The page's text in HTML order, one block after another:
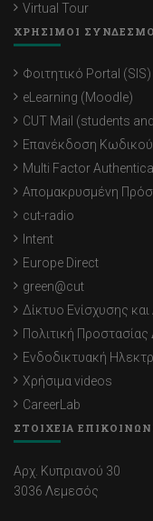
Virtual Tour
ΧΡΗΣΙΜΟΙ
Φοιτητικό Portal (SIS)
eLearning (Moodle)
CUT Mail (students
Επανέκδοση
Multi Factor
Απομακρυσμένη
cut-radio
Intent
Europe Direct
green@cut
Δίκτυο Ενίσχυσης
Πολιτική
Ενδοδικτυακή
Χρήσιμα videos
CareerLab
ΣΤΟΙΧΕΙΑ
Αρχ. Κυπριανού 30
3036 Λεμεσός